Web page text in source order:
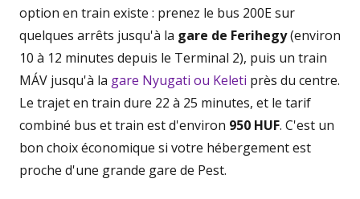
option en train existe : prenez le bus 200E sur
quelques arrêts jusqu'à la gare de Ferihegy(environ
10 à 12 minutes depuis le Terminal 2), puis un train
MÁV jusqu'à la gare Nyugati ou Keleti près du centre.
Le trajet en train dure 22 à 25 minutes, et le tarif
combiné bus et train est d'environ 950 HUF. C'est un
bon choix économique si votre hébergement est
proche d'une grande gare de Pest.